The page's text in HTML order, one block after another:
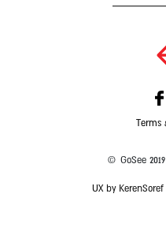
Terms
© GoSee
UX by KerenSoref